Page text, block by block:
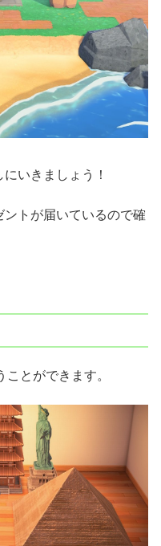
いきましょう！
トが届いているので確
とができます。